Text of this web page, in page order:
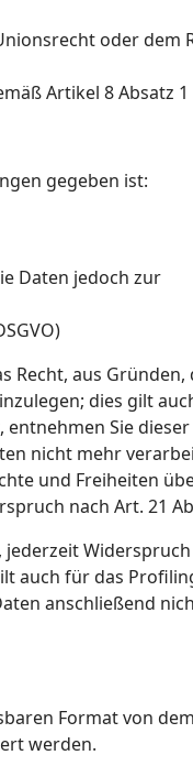
oder dem
Artikel 8 Absatz
gegeben ist:
Daten jedoch zur
Recht, aus Gründen,
dies gilt
Sie dieser
nicht mehr
und Freiheiten
nach Art. 21
auch für das
anschließend
Format von dem
werden.